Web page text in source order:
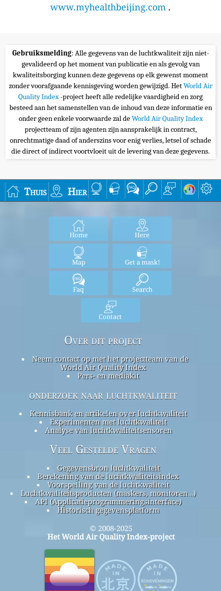
www.myhealthbeijing.com .
Gebruiksmelding: Alle gegevens van de luchtkwaliteit zijn niet-
gevalideerd op het moment van publicatie en als gevolg van
kwaliteitsborging kunnen deze gegevens op elk gewenst moment
zonder voorafgaande kennisgeving worden gewijzigd. HetWorld Air
Quality Index-project heeft alle redelijke vaardigheid en zorg
besteed aan het samenstellen van de inhoud van deze informatie en
onder geen enkele voorwaarde zal deWorld Air Quality Index
projectteam of zijn agenten zijn aansprakelijk in contract,
onrechtmatige daad of anderszins voor enig verlies, letsel of schade
die direct of indirect voortvloeit uit de levering van deze gegevens.
Thuis Hier
Home Here
Map Get a mask!
Faq Search
Contact
Over dit project
Neem contact op met het projectteam van de
World Air Quality Index
Pers- en mediakit
onderzoek naar luchtkwaliteit
Kennisbank en artikelen over luchtkwaliteit
Experimenten met luchtkwaliteit
Analyse van luchtkwaliteitsensoren
Veel Gestelde Vragen
Gegevensbron luchtkwaliteit
Berekening van de luchtkwaliteitsindex
Voorspelling van de luchtkwaliteit
Luchtkwaliteitsproducten (maskers, monitoren…)
API (Applicatieprogrammeringsinterface)
Historisch gegevensplatform
© 2008-2025
Het World Air Quality Index-project